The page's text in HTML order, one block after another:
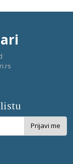
Prijavi me